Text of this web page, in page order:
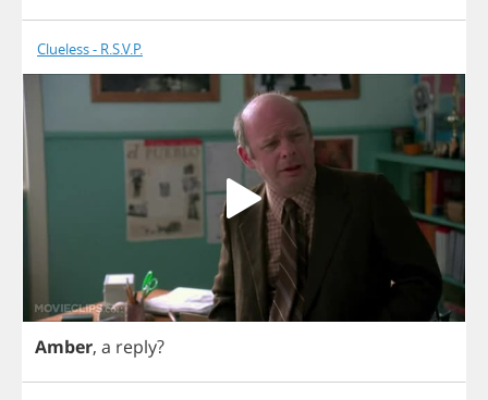
Clueless - R.S.V.P.
Amber, a reply?